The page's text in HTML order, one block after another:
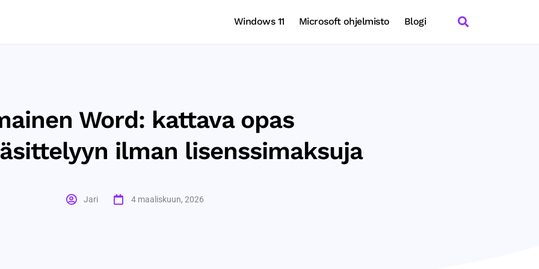
Windows 11 Microsoft ohjelmisto Blogi
Word: kattava opas
ilman lisenssimaksuja
Jari 4 maaliskuun, 2026